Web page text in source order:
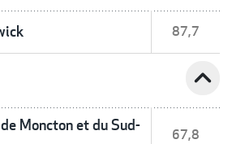
87,7
expand_less
Moncton et du Sud-
67,8